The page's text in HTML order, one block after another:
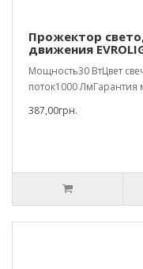
Прожектор
движения
Мощность30 ВтЦвет
поток1000 ЛмГарантия
387,00грн.